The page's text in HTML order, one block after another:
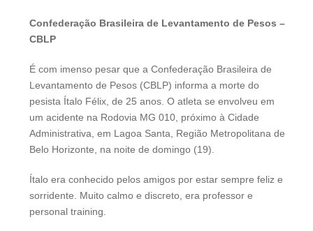
Confederação Brasileira de Levantamento de Pesos –
CBLP
É com imenso pesar que a Confederação Brasileira de
Levantamento de Pesos (CBLP) informa a morte do
pesista Ítalo Félix, de 25 anos. O atleta se envolveu em
um acidente na Rodovia MG 010, próximo à Cidade
Administrativa, em Lagoa Santa, Região Metropolitana de
Belo Horizonte, na noite de domingo (19).
Ítalo era conhecido pelos amigos por estar sempre feliz e
sorridente. Muito calmo e discreto, era professor e
personal training.